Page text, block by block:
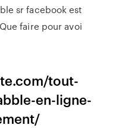
sr facebook est
faire pour avoi
tout-
en-ligne-